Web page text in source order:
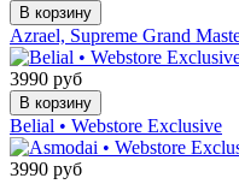
В корзину
Azrael, Supreme Grand
3990 руб
В корзину
Belial • Webstore Exclusive
3990 руб